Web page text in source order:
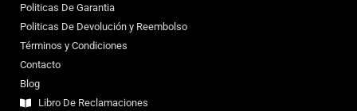
Politicas De Garantia
Politicas De Devolución y Reembolso
Términos y Condiciones
Contacto
Blog
Libro De Reclamaciones